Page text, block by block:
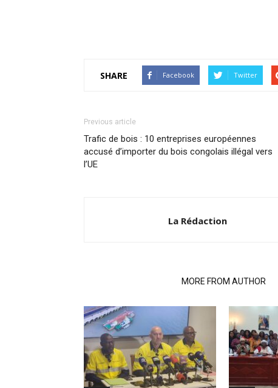
SHARE Facebook Twitter
Previous article
Trafic de bois : 10 entreprises européennes
accusé d’importer du bois congolais illégal vers
l’UE
La Rédaction
MORE FROM AUTHOR